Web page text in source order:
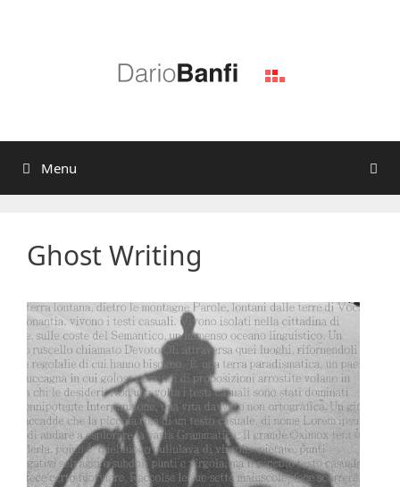
Menu
Ghost Writing